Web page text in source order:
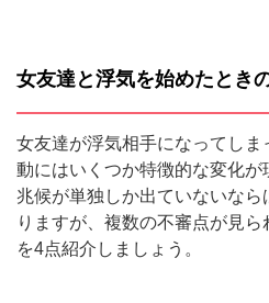
女友達と浮気を始めたとき
女友達が浮気相手になってし
動にはいくつか特徴的な変化が
兆候が単独しか出ていないな
りますが、複数の不審点が見
を4点紹介しましょう。